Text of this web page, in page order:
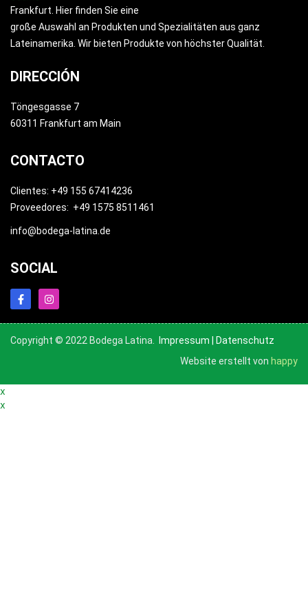
Frankfurt. Hier finden Sie eine
große Auswahl an Produkten und Spezialitäten aus ganz
Lateinamerika. Wir bieten Produkte von höchster Qualität.
DIRECCIÓN
Töngesgasse 7
60311 Frankfurt am Main
CONTACTO
Clientes: +49 155 67414236
Proveedores: +49 1575 8511461
info@bodega-latina.de
SOCIAL
Copyright © 2022 Bodega Latina. Impressum
Datenschutz
Website erstellt von happy
x
x